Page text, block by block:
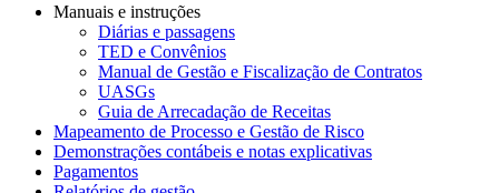
Manuais e instruções
Diárias e passagens
TED e Convênios
Manual de Gestão e Fiscalização de Contratos
UASGs
Guia de Arrecadação de Receitas
Mapeamento de Processo e Gestão de Risco
Demonstrações contábeis e notas explicativas
Pagamentos